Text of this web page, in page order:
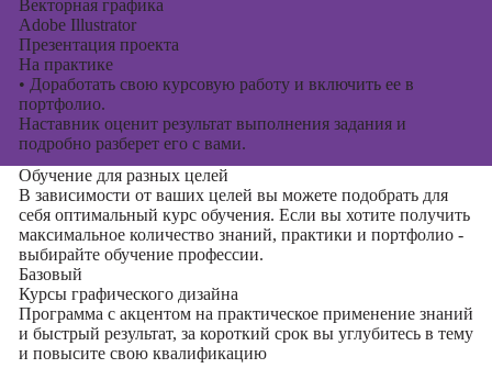
Векторная графика
Adobe Illustrator
Презентация проекта
На практике
• Доработать свою курсовую работу и включить ее в
портфолио.
Наставник оценит результат выполнения задания и
подробно разберет его с вами.
Обучение для разных целей
В зависимости от ваших целей вы можете подобрать для
себя оптимальный курс обучения. Если вы хотите получить
максимальное количество знаний, практики и портфолио -
выбирайте обучение профессии.
Базовый
Курсы графического дизайна
Программа с акцентом на практическое применение знаний
и быстрый результат, за короткий срок вы углубитесь в тему
и повысите свою квалификацию